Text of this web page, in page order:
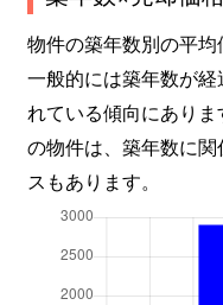
物件の築年数別の平均
一般的には築年数が
れている傾向にあり
の物件は、築年数に
スもあります。